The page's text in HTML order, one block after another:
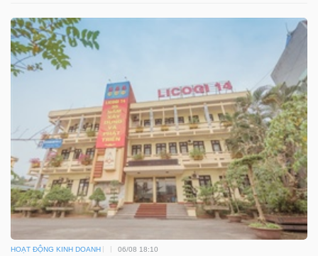
HOẠT ĐỘNG KINH DOANH 06/08 18:10